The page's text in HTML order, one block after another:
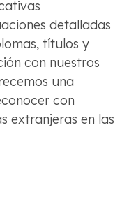
detalladas
títulos y
con nuestros
una
con
extranjeras en las